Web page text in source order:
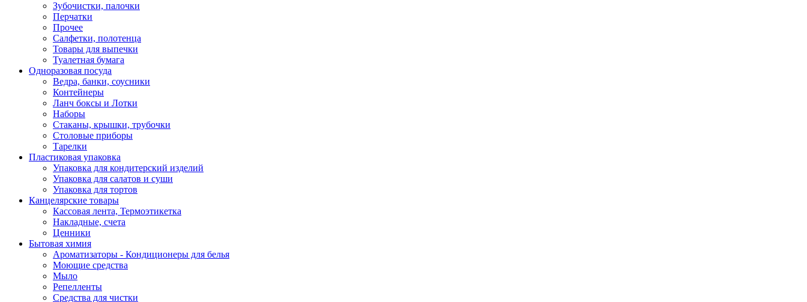
Зубочистки, палочки
Перчатки
Прочее
Салфетки, полотенца
Товары для выпечки
Туалетная бумага
Одноразовая посуда
Ведра, банки, соусники
Контейнеры
Ланч боксы и Лотки
Наборы
Стаканы, крышки, трубочки
Столовые приборы
Тарелки
Пластиковая упаковка
Упаковка для кондитерский изделий
Упаковка для салатов и суши
Упаковка для тортов
Канцелярские товары
Кассовая лента, Термоэтикетка
Накладные, счета
Ценники
Бытовая химия
Ароматизаторы - Кондиционеры для белья
Моющие средства
Мыло
Репелленты
Средства для чистки